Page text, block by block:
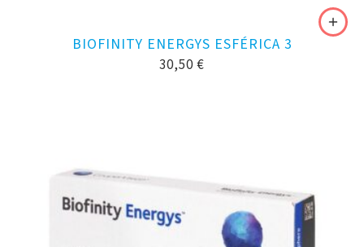
BIOFINITY ENERGYS ESFÉRICA 3
30,50 €